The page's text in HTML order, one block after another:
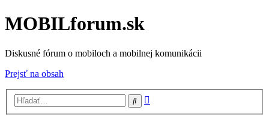
MOBILforum.sk
Diskusné fórum o mobiloch a mobilnej komunikácii
Prejsť na obsah
Hľadať